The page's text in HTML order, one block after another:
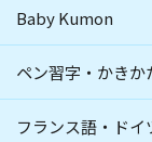
Baby Kumon
ペン習字・かき
フランス語・ドイ